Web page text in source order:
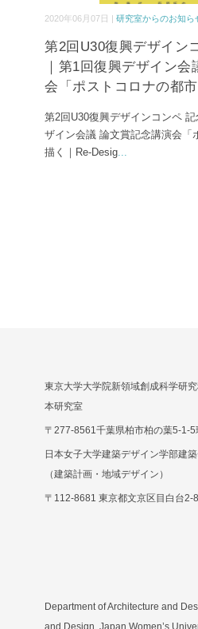
2020年06月07日 | 研究室からのお知ら
第2回U30復興デザイン
｜第1回復興デザイン
会「ポストコロナの都
第2回U30復興デザインコンペ
ザイン会議 論文賞記念講演会「
描く｜Re-Desig...
東京大学大学院新領域創成科学研
本研究室
〒277-8561千葉県柏市柏の葉5-1-5
日本女子大学建築デザイン学部建
（建築計画・地域デザイン）
〒112-8681 東京都文京区目白台2-
Department of Architecture and
and Design, Japan Women’s